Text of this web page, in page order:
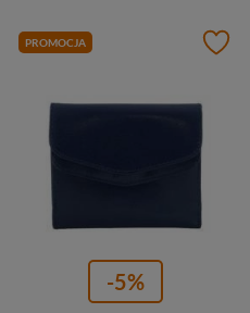
PROMOCJA
-5%